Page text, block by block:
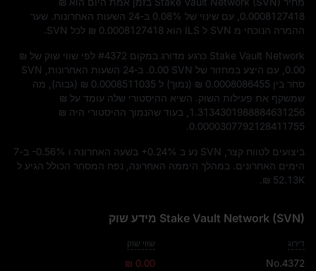
0.0008127418 , עם שינוי של 0.08%
ב-24 השעות האחרונות. שער
ההמרה הנוכחי מ SVN ל ILS הוא
₪ 0.0008127418 לכל SVN.
Stake Vault Network כרגע מדורג במקום #4372 לפי שווי שוק של ₪
0.00 , עם היצע במחזור של 0.00 SVN
. ב‑24 השעות האחרונות, SVN
סחר בין ₪ 0.0008086455 (נמוך) ל ₪ 0.0008511035 (גבוה), מה
שמשקף את פעילות השוק. השיא ההיסטורי שלה עומד על ₪
1.3134301988884631256
, בעוד שהנמוך ההיסטורי היה ₪
0.0000307792128411755
ביצועים לטווח קצר, SVN נע ב +0.24% בשעה האחרונה ו -0.56%
ב-7
הימים האחרונים. במהלך היממה האחרונה, נפח המסחר הכולל הגיע ל
₪ 52.13K
Stake Vault Network (SVN) מידע שוק
דירוג
No.4372
שווי שוק
₪ 0.00